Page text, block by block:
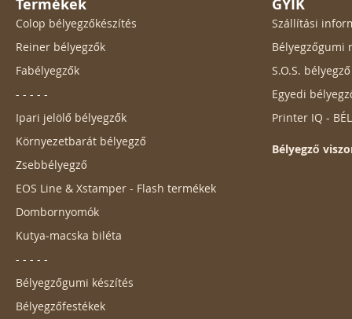
Termékek
Colop bélyegzőkészítés
Reiner bélyegzők
Fabélyegzők
- - - - -
Ipari jelölő bélyegzők
Környezetbarát bélyegző
Zsebbélyegző
EOS Line & Xstamper - Flash termékek
Dombornyomók
Kutya-macska biléta
- - - - -
Bélyegzőgumi készítés
Bélyegzőfestékek
GYIK
Szállítási
Bélyegzőgumi
S.O.S.
Egyedi
Printer IQ -
Bélyegző